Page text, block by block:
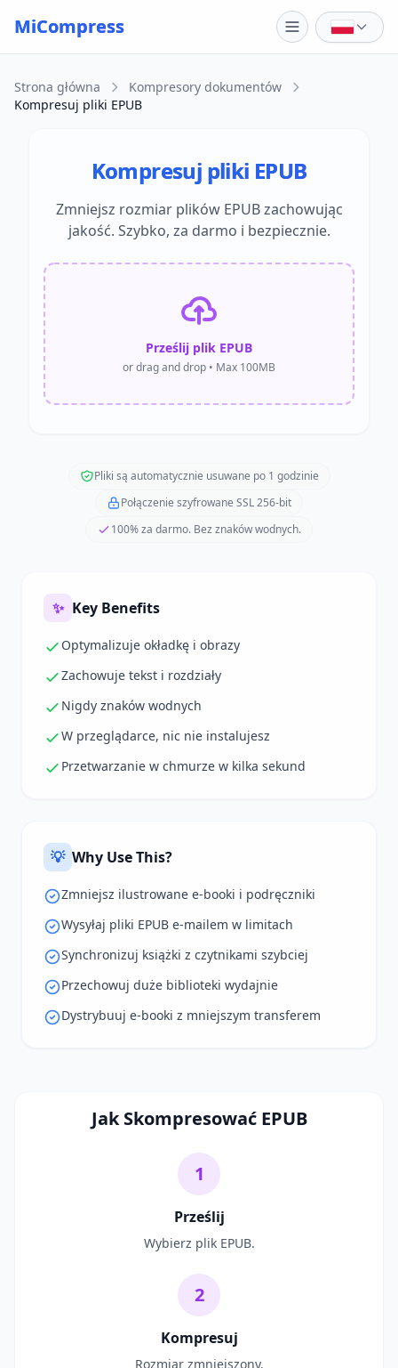
Skip to main content
MiCompress
Strona główna
Kompresory dokumentów
Kompresuj pliki EPUB
Kompresuj pliki EPUB
Zmniejsz rozmiar plików EPUB zachowując
jakość. Szybko, za darmo i bezpiecznie.
Prześlij plik EPUB
or drag and drop • Max 100MB
Pliki są automatycznie usuwane po 1 godzinie
Połączenie szyfrowane SSL 256-bit
100% za darmo. Bez znaków wodnych.
✨ Key Benefits
Optymalizuje okładkę i obrazy
Zachowuje tekst i rozdziały
Nigdy znaków wodnych
W przeglądarce, nic nie instalujesz
Przetwarzanie w chmurze w kilka sekund
💡 Why Use This?
Zmniejsz ilustrowane e-booki i podręczniki
Wysyłaj pliki EPUB e-mailem w limitach
Synchronizuj książki z czytnikami szybciej
Przechowuj duże biblioteki wydajnie
Dystrybuuj e-booki z mniejszym transferem
Jak Skompresować EPUB
1
Prześlij
Wybierz plik EPUB.
2
Kompresuj
Rozmiar zmniejszony.